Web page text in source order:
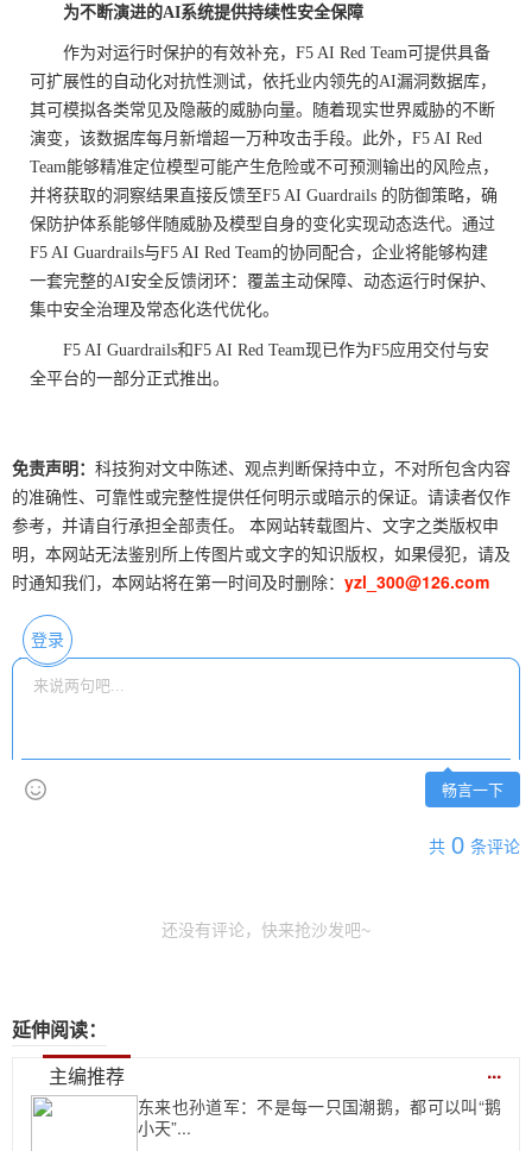
为不断演进的AI系统提供持续性安全保障
作为对运行时保护的有效补充，F5 AI Red Team可提供具备
可扩展性的自动化对抗性测试，依托业内领先的AI漏洞数据库，
其可模拟各类常见及隐蔽的威胁向量。随着现实世界威胁的不断
演变，该数据库每月新增超一万种攻击手段。此外，F5 AI Red
Team能够精准定位模型可能产生危险或不可预测输出的风险点，
并将获取的洞察结果直接反馈至F5 AI Guardrails 的防御策略，确
保防护体系能够伴随威胁及模型自身的变化实现动态迭代。通过
F5 AI Guardrails与F5 AI Red Team的协同配合，企业将能够构建
一套完整的AI安全反馈闭环：覆盖主动保障、动态运行时保护、
集中安全治理及常态化迭代优化。
F5 AI Guardrails和F5 AI Red Team现已作为F5应用交付与安
全平台的一部分正式推出。
免责声明： 科技狗对文中陈述、观点判断保持中立，不对所包含内容
的准确性、可靠性或完整性提供任何明示或暗示的保证。请读者仅作
参考，并请自行承担全部责任。 本网站转载图片、文字之类版权申
明，本网站无法鉴别所上传图片或文字的知识版权，如果侵犯，请及
时通知我们，本网站将在第一时间及时删除： yzl_300@126.com
登录
畅言一下
共 0 条评论
还没有评论，快来抢沙发吧~
延伸阅读：
主编推荐
...
东来也孙道军：不是每一只国潮鹅，都可以叫“鹅
小天”...